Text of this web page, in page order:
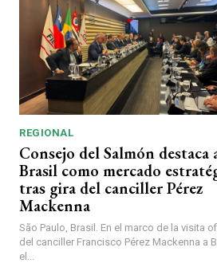
REGIONAL
Consejo del Salmón destaca
Brasil como mercado
tras gira del canciller Pérez
Mackenna
São Paulo, Brasil. En el marco de la visita
del canciller Francisco Pérez Mackenna a
el...